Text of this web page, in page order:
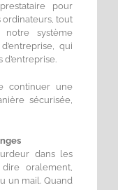
pour
tout
système
qui
d’entreprise.
continuer une
sécurisée,
dans les
oralement,
un mail. Quand